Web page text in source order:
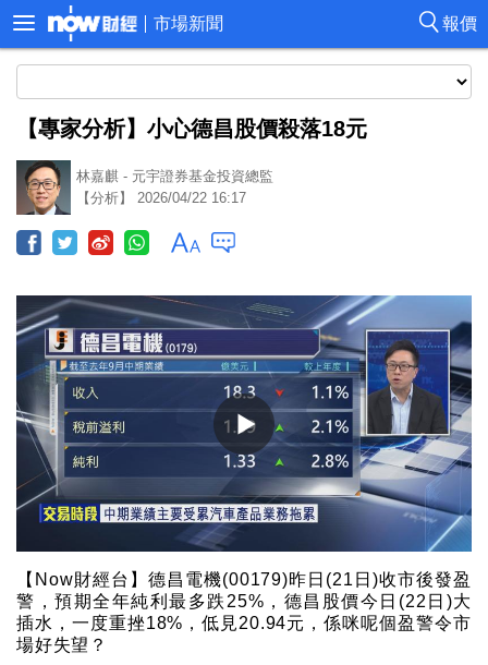
報價
市場新聞
【專家分析】小心德昌股價殺落18元
林嘉麒 - 元宇證券基金投資總監
【分析】 2026/04/22 16:17
【Now財經台】德昌電機(00179)昨日(21日)收市後發盈
警，預期全年純利最多跌25%，德昌股價今日(22日)大
插水，一度重挫18%，低見20.94元，係咪呢個盈警令市
場好失望？